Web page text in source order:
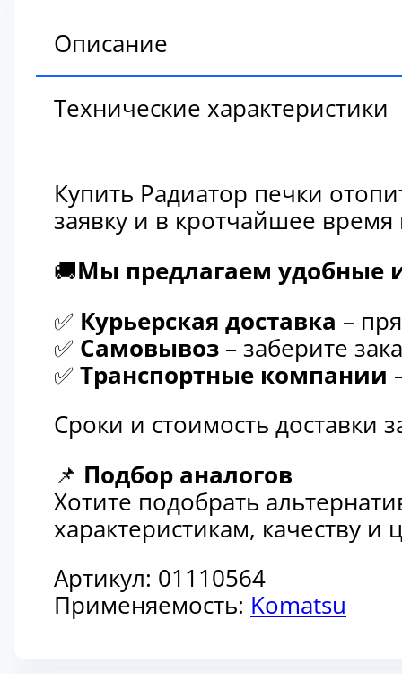
Описание
Технические характеристики
Купить Радиатор печки
заявку и в кротчайшее
🚚Мы предлагаем удобные
✅ Курьерская доставка –
✅ Самовывоз – заберите
✅ Транспортные компании
Сроки и стоимость доставки
📌 Подбор аналогов
Хотите подобрать
характеристикам, качеству
Артикул: 01110564
Применяемость: Komatsu